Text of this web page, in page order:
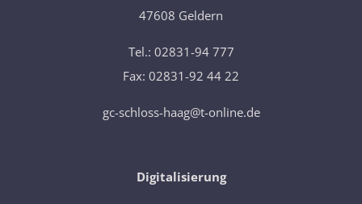
47608 Geldern
Tel.: 02831-94 777
Fax: 02831-92 44 22
gc-schloss-haag@t-online.de
Digitalisierung